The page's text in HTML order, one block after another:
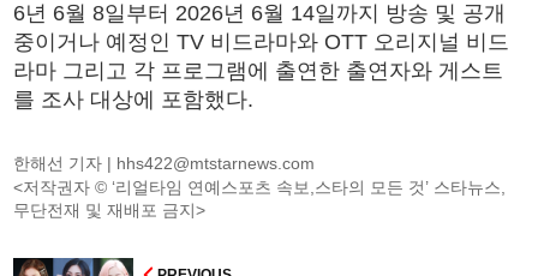
6년 6월 8일부터 2026년 6월 14일까지 방송 및 공개
중이거나 예정인 TV 비드라마와 OTT 오리지널 비드
라마 그리고 각 프로그램에 출연한 출연자와 게스트
를 조사 대상에 포함했다.
한해선 기자 | hhs422@mtstarnews.com
<저작권자 © ‘리얼타임 연예스포츠 속보,스타의 모든 것’ 스타뉴스,
무단전재 및 재배포 금지>